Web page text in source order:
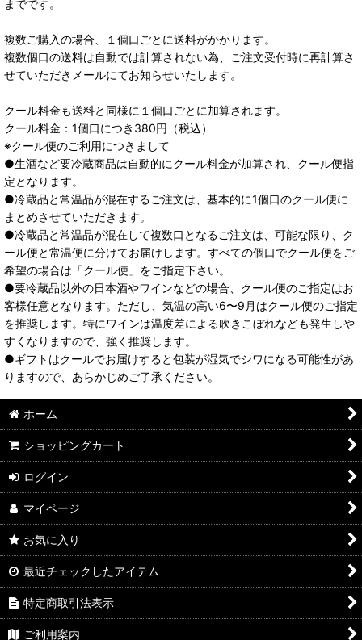
までです。
複数ご購入の場合、１個口ごとに送料がかかります。
複数個口の送料は自動では計算されない為、ご注文受付時に再計算さ
せていただきメールにてお知らせいたします。
クール料金も送料と同様に１個口ごとに加算されます。
クール料金：1個口につき380円（税込）
※クール便のご利用につきまして
●生酒など要冷蔵商品は自動的にクール料金が加算され、クール便指
定となります。
●冷蔵品と常温品が混在するご注文は、基本的に1個口のクール便に
まとめさせていただきます。
●冷蔵品と常温品が混在して複数口となるご注文は、可能な限り、ク
ール便と常温便に分けてお届けします。すべての個口でクール便をご
希望の場合は「クール便」をご指定下さい。
●要冷蔵品以外の日本酒やワインなどの場合、クール便のご指定はお
客様任意となります。ただし、気温の高い6〜9月はクール便のご指定
を推奨します。特にワインは温度差による吹きこぼれなども発生しや
すくなりますので、強く推奨します。
●ギフトはクールでお届けすると包装が湿気でシワになる可能性があ
りますので、あらかじめご了承ください。
ホーム
ショッピングカート
ログイン
マイページ
お気に入り
最近チェックしたアイテム
特定商取引法表示
ご利用案内